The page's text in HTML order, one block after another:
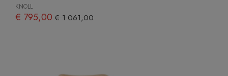
KNOLL
€ 795,00 € 1.061,00